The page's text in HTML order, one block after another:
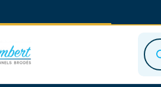
de